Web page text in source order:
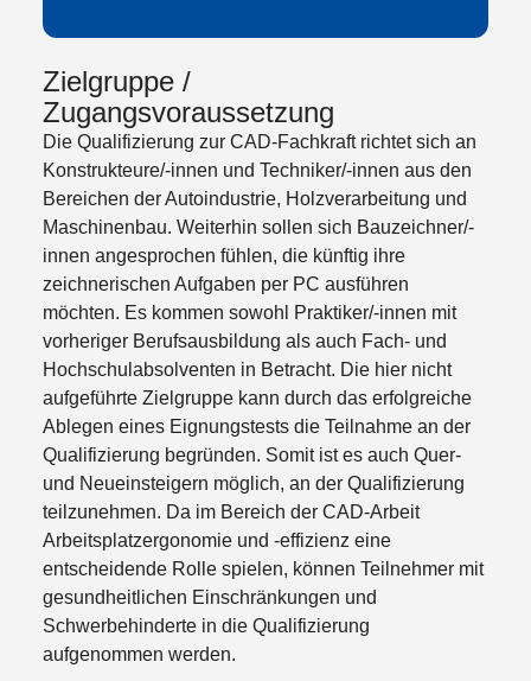
Zielgruppe /
Zugangsvoraussetzung
Die Qualifizierung zur CAD-Fachkraft richtet sich an
Konstrukteure/-innen und Techniker/-innen aus den
Bereichen der Autoindustrie, Holzverarbeitung und
Maschinenbau. Weiterhin sollen sich Bauzeichner/-
innen angesprochen fühlen, die künftig ihre
zeichnerischen Aufgaben per PC ausführen
möchten. Es kommen sowohl Praktiker/-innen mit
vorheriger Berufsausbildung als auch Fach- und
Hochschulabsolventen in Betracht. Die hier nicht
aufgeführte Zielgruppe kann durch das erfolgreiche
Ablegen eines Eignungstests die Teilnahme an der
Qualifizierung begründen. Somit ist es auch Quer-
und Neueinsteigern möglich, an der Qualifizierung
teilzunehmen. Da im Bereich der CAD-Arbeit
Arbeitsplatzergonomie und -effizienz eine
entscheidende Rolle spielen, können Teilnehmer mit
gesundheitlichen Einschränkungen und
Schwerbehinderte in die Qualifizierung
aufgenommen werden.